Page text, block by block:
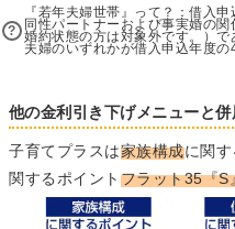
『若年夫婦世帯』って？：借入申
同性パートナーおよび事実婚の関
婚約状態の方は対象外です。）で
夫婦のいずれかが借入申込年度
他の金利引き下げメニューと併
子育てプラスは家族構成に関す
関するポイント フラット35『S